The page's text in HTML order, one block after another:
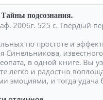
подсознания.
2006г. 525 с. Твердый
по простоте и
Синельникова,
в одной книге. Вы
легко и радостно
эмоциями, и тогда удача